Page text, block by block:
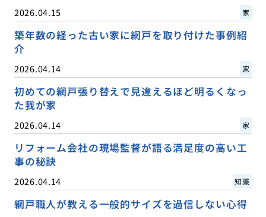
2026.04.15 家
築年数の経った古い家に網戸を取り付けた事例紹
介
2026.04.14 家
初めての網戸張り替えで見違えるほど明るくなっ
た我が家
2026.04.14 家
リフォーム会社の現場監督が語る満足度の高い工
事の秘訣
2026.04.14 知識
網戸職人が教える一般的サイズを過信しない心得